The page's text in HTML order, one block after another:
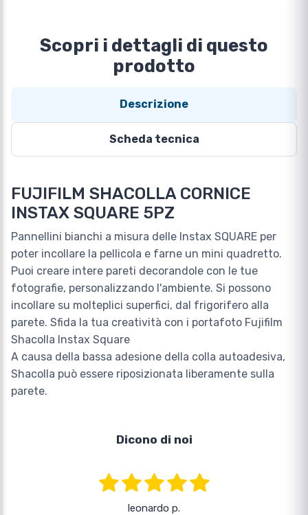
Scopri i dettagli di questo
prodotto
Descrizione
Scheda tecnica
FUJIFILM SHACOLLA CORNICE
INSTAX SQUARE 5PZ
Pannellini bianchi a misura delle Instax SQUARE per
poter incollare la pellicola e farne un mini quadretto.
Puoi creare intere pareti decorandole con le tue
fotografie, personalizzando l'ambiente. Si possono
incollare su molteplici superfici, dal frigorifero alla
parete. Sfida la tua creatività con i portafoto Fujifilm
Shacolla Instax Square
A causa della bassa adesione della colla autoadesiva,
Shacolla può essere riposizionata liberamente sulla
parete.
Dicono di noi
leonardo p.